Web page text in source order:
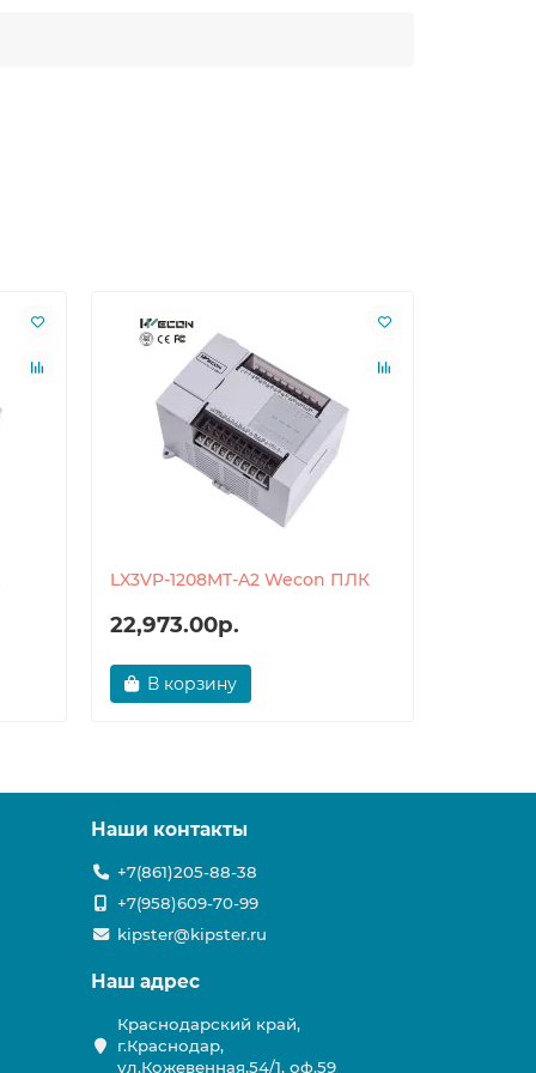
LX3VP-1208MT-A2 Wecon ПЛК
22,973.00р.
В корзину
Наши контакты
+7(861)205-88-38
+7(958)609-70-99
kipster@kipster.ru
Наш адрес
Краснодарский край,
г.Краснодар,
ул.Кожевенная,54/1, оф.59